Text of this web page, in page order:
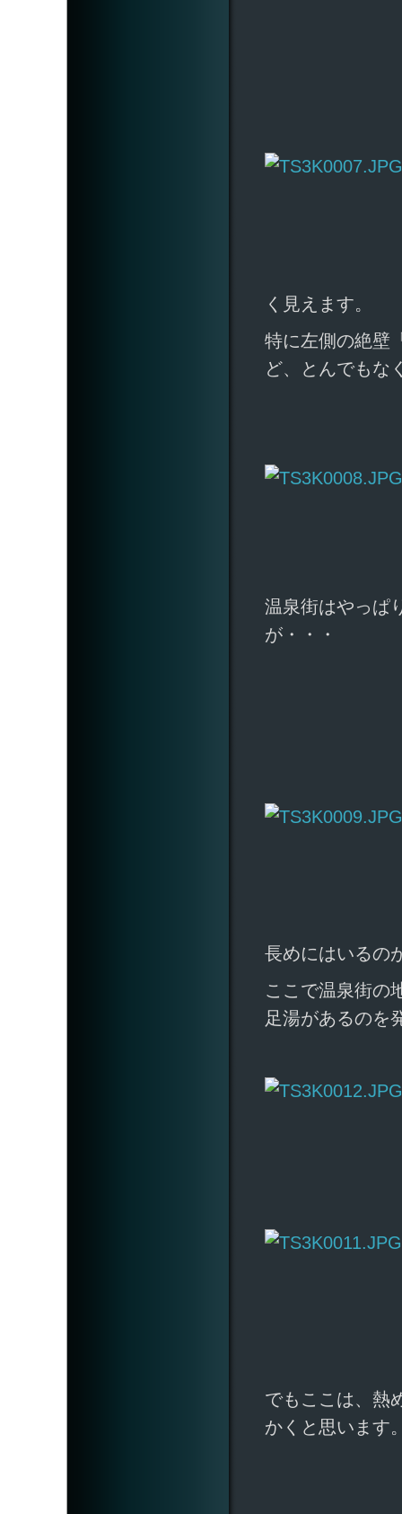
く見えます。
特に左側の絶壁
ど、とんでもな
温泉街はやっぱ
が・・・
長めにはいるの
ここで温泉街の
足湯があるのを
でもここは、熱
かくと思います